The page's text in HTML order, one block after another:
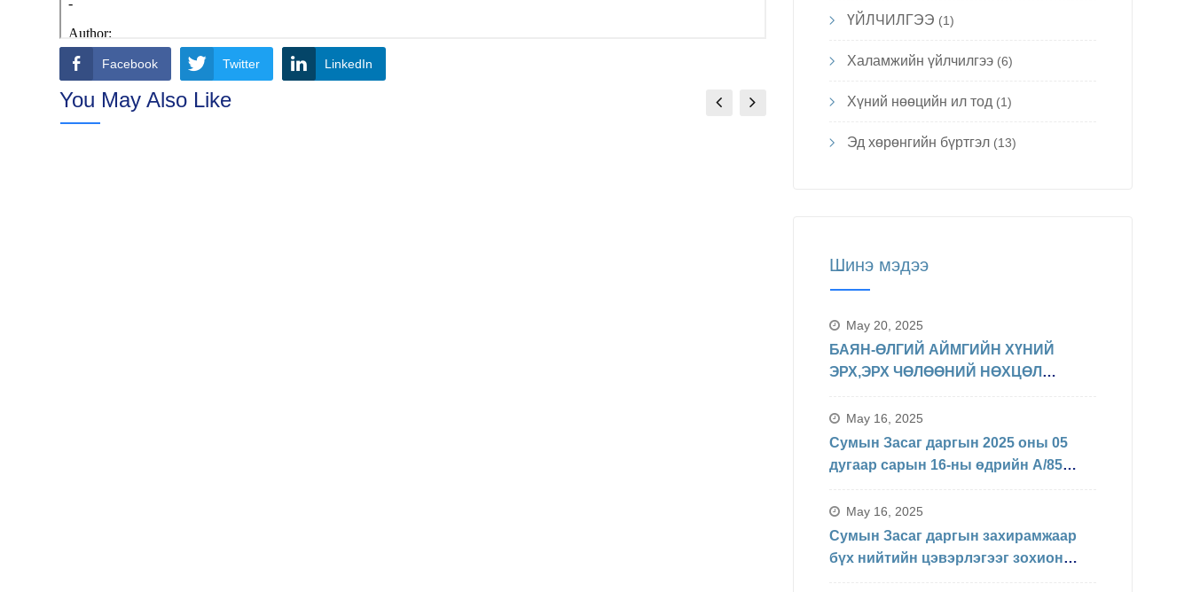
Facebook Twitter LinkedIn
You May Also Like
ҮЙЛЧИЛГЭЭ (1)
Халамжийн үйлчилгээ(6)
Хүний нөөцийн ил тод (1)
Эд хөрөнгийн бүртгэл(13)
Шинэ мэдээ
May 20, 2025
БАЯН-ӨЛГИЙ АЙМГИЙН ХҮНИЙ
ЭРХ,ЭРХ ЧӨЛӨӨНИЙ НӨХЦӨЛ
May 16, 2025
Сумын Засаг даргын 2025 оны 05
дугаар сарын 16-ны өдрийн А/85
хуваарийн дагуу явагдахаар болсон.
May 16, 2025
Сумын Засаг даргын захирамжаар
бүх нийтийн цэвэрлэгээг зохион